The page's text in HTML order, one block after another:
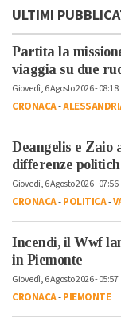
ULTIMI
Partita la
viaggia su due
Giovedì, 6 Agosto 2026 - 08:18
CRONACA-
Deangelis e Zaio
differenze
Giovedì, 6 Agosto 2026 - 07:56
CRONACA-POLITICA-
Incendi, il Wwf
in Piemonte
Giovedì, 6 Agosto 2026 - 05:57
CRONACA-PIEMONTE